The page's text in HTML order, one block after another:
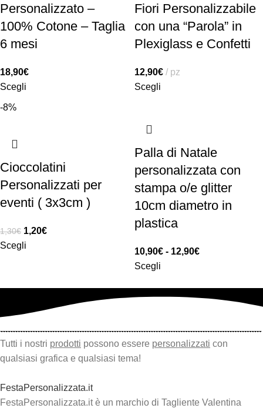
Personalizzato –
100% Cotone – Taglia
6 mesi
18,90€
Scegli
Fiori Personalizzabile
con una “Parola” in
Plexiglass e Confetti
12,90€
pz
Scegli
-8%
Cioccolatini
Personalizzati per
eventi ( 3x3cm )
1,30€ 1,20€
Scegli
Palla di Natale
personalizzata con
stampa o/e glitter
10cm diametro in
plastica
10,90€ - 12,90€
Scegli
Tutti i nostri prodotti possono essere personalizzati con
qualsiasi grafica e qualsiasi tema!
FestaPersonalizzata.it
FestaPersonalizzata.it è un marchio di Tagliente Valentina